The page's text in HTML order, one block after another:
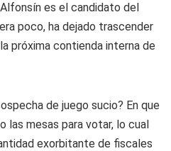
es el candidato del
poco, ha dejado trascender
próxima contienda interna de
de juego sucio? En que
las mesas para votar, lo cual
exorbitante de fiscales